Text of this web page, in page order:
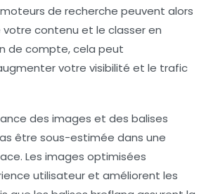
de recherche peuvent alors
contenu et le classer en
de compte, cela peut
votre visibilité et le trafic
des images et des balises
être sous-estimée dans une
Les images optimisées
utilisateur et améliorent les